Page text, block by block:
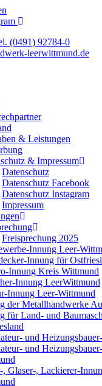
(0491) 92784-0
leerwittmund.de
& Leistungen
& Impressum
Datenschutz
Datenschutz Facebook
Datenschutz Instagram
Impressum
Freisprechung 2025
Innung Leer-
Innung für
Innung Kreis Wittmund
Innung LeerWittmund
Innung Leer-Wittmund
der Metallhandwerke
für Land- und
und
und
, Glaser-, Lackierer-